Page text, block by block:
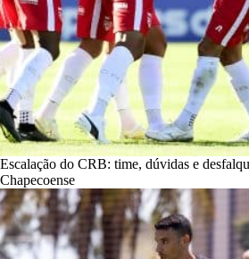
Escalação do CRB: time, dúvidas e
Chapecoense